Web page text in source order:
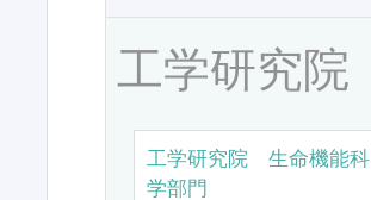
工学研究院
工学研究院 生命機能科
学部門